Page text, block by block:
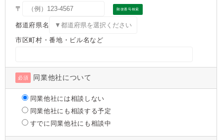
〒 郵便番号検索
都道府県名
市区町村・番地・ビル名など
必須 同業他社について
同業他社には相談しない
同業他社にも相談する予定
すでに同業他社にも相談中